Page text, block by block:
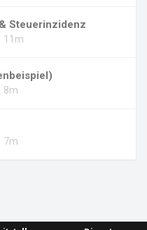
Steuerinzidenz
11m
8m
7m